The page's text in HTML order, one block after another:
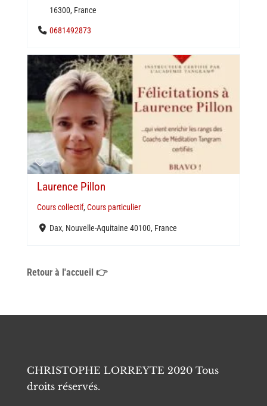
16300, France
0681492873
Laurence Pillon
Cours collectif, Cours particulier
Dax, Nouvelle-Aquitaine 40100, France
Retour à l'accueil 👉
CHRISTOPHE LORREYTE 2020 Tous
droits réservés.